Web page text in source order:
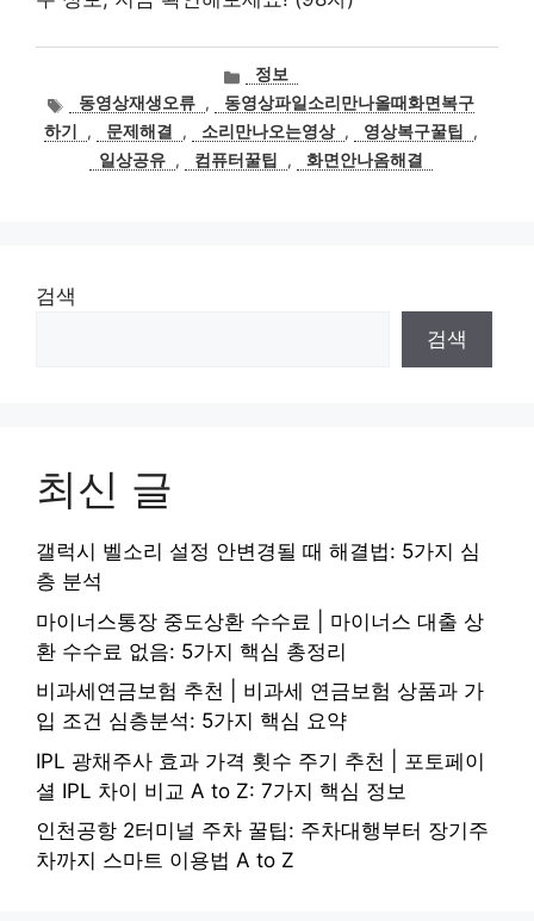
카
테
고
리
정보
태
그
동영상재생오류 ,
동영상파일소리만나올때화면복구
하기
, 문제해결 , 소리만나오는영상 , 영상복구꿀팁
,
일상공유 , 컴퓨터꿀팁 , 화면안나옴해결
검색
검색
최신 글
갤럭시 벨소리 설정 안변경될 때 해결법: 5가지 심
층 분석
마이너스통장 중도상환 수수료 | 마이너스 대출 상
환 수수료 없음: 5가지 핵심 총정리
비과세연금보험 추천 | 비과세 연금보험 상품과 가
입 조건 심층분석: 5가지 핵심 요약
IPL 광채주사 효과 가격 횟수 주기 추천 | 포토페이
셜 IPL 차이 비교 A to Z: 7가지 핵심 정보
인천공항 2터미널 주차 꿀팁: 주차대행부터 장기주
차까지 스마트 이용법 A to Z